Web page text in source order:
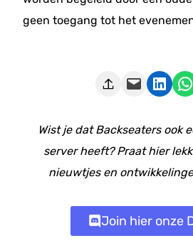
geen toegang tot het
Deze pagina e-mailen Delen op LinkedIn Delen via WhatsApp
Wist je dat Backseaters ook
server heeft? Praat hier
nieuwtjes en
Join hier onze